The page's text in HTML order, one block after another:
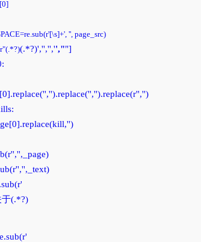
'', page_src)
(.*?)','','','',""]
','').replace(r'','')
','',_page)
','',_text)
于(.*?)